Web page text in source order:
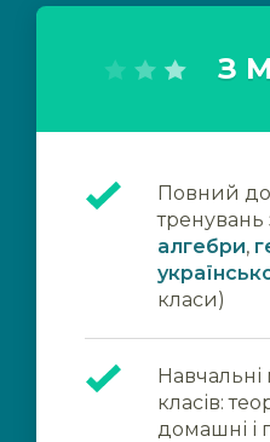
З
Повний
тренувань
алгебри,
класи)
Навчальні
класів:
домашні і